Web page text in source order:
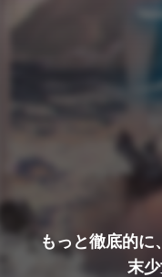
もっと徹底的
末